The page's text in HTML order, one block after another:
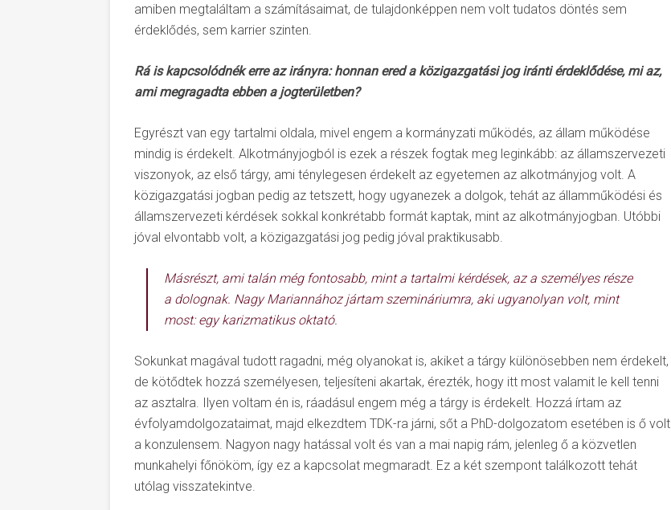
amiben megtaláltam a számításaimat, de tulajdonképpen nem volt tudatos döntés sem
érdeklődés, sem karrier szinten.
Rá is kapcsolódnék erre az irányra: honnan ered a közigazgatási jog iránti érdeklődése, mi az,
ami megragadta ebben a jogterületben?
Egyrészt van egy tartalmi oldala, mivel engem a kormányzati működés, az állam működése
mindig is érdekelt. Alkotmányjogból is ezek a részek fogtak meg leginkább: az államszervezeti
viszonyok, az első tárgy, ami ténylegesen érdekelt az egyetemen az alkotmányjog volt. A
közigazgatási jogban pedig az tetszett, hogy ugyanezek a dolgok, tehát az államműködési és
államszervezeti kérdések sokkal konkrétabb formát kaptak, mint az alkotmányjogban. Utóbbi
jóval elvontabb volt, a közigazgatási jog pedig jóval praktikusabb.
Másrészt, ami talán még fontosabb, mint a tartalmi kérdések, az a személyes része
a dolognak. Nagy Mariannához jártam szemináriumra, aki ugyanolyan volt, mint
most: egy karizmatikus oktató.
Sokunkat magával tudott ragadni, még olyanokat is, akiket a tárgy különösebben nem érdekelt,
de kötődtek hozzá személyesen, teljesíteni akartak, érezték, hogy itt most valamit le kell tenni
az asztalra. Ilyen voltam én is, ráadásul engem még a tárgy is érdekelt. Hozzá írtam az
évfolyamdolgozataimat, majd elkezdtem TDK-ra járni, sőt a PhD-dolgozatom esetében is ő volt
a konzulensem. Nagyon nagy hatással volt és van a mai napig rám, jelenleg ő a közvetlen
munkahelyi főnököm, így ez a kapcsolat megmaradt. Ez a két szempont találkozott tehát
utólag visszatekintve.